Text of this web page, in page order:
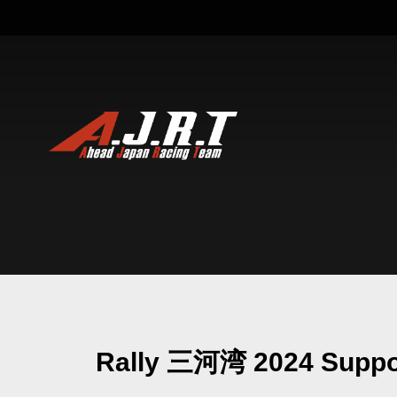
Rally 三河湾 2024